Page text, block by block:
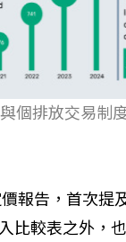
個排放交易制
報告，首次提
比較表之外，